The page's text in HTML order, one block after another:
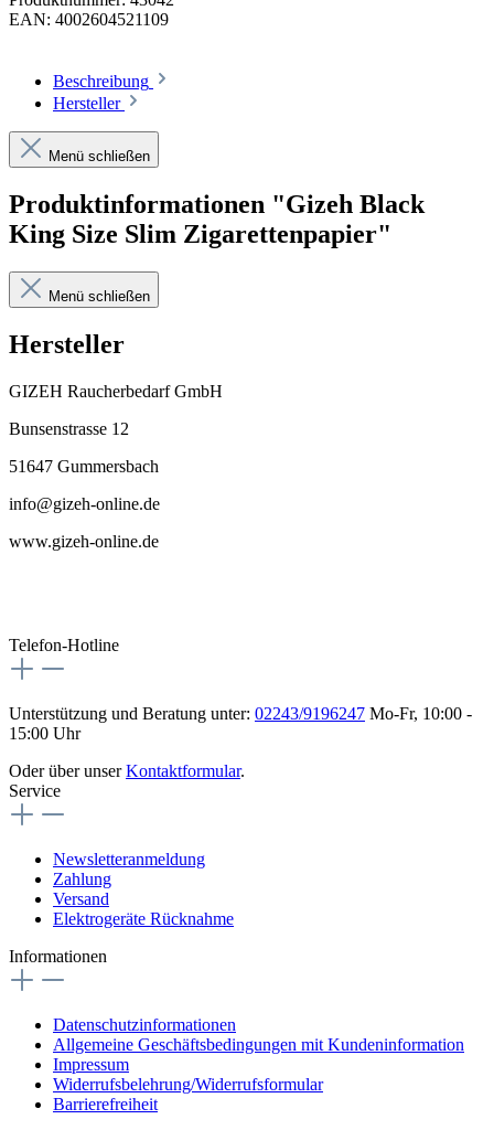
EAN: 4002604521109
Beschreibung
Hersteller
Menü schließen
Produktinformationen "Gizeh Black
King Size Slim Zigarettenpapier"
Menü schließen
Hersteller
GIZEH Raucherbedarf GmbH
Bunsenstrasse 12
51647 Gummersbach
info@gizeh-online.de
www.gizeh-online.de
Telefon-Hotline
Unterstützung und Beratung unter: 02243/9196247 Mo-Fr, 10:00 -
15:00 Uhr
Oder über unserKontaktformular.
Service
Newsletteranmeldung
Zahlung
Versand
Elektrogeräte Rücknahme
Informationen
Datenschutzinformationen
Allgemeine Geschäftsbedingungen mit Kundeninformation
Impressum
Widerrufsbelehrung/Widerrufsformular
Barrierefreiheit